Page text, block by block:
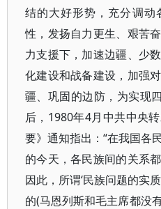
结的大好形势，充分调动
性，发扬自力更生、艰苦
力支援下，加速边疆、少
化建设和战备建设，加强
疆、巩固的边防，为实现
后，1980年4月中共中央
要》通知指出：“在我国各
的今天，各民族间的关系
因此，所谓‘民族问题的实
的(马恩列斯和毛主席都没